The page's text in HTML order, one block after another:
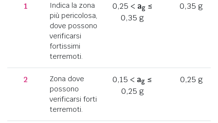
1
Indica la zona
più pericolosa,
dove possono
verificarsi
fortissimi
terremoti.
0,25 < ag≤
0,35 g
0,35 g
2
Zona dove
possono
verificarsi forti
terremoti.
0,15 < ag ≤
0,25 g
0,25 g